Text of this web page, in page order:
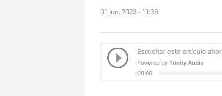
01 jun. 2023 - 11:36